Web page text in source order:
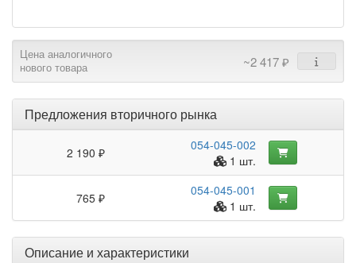
Цена аналогичного
нового товара
~2 417 ₽
Предложения вторичного рынка
2 190 ₽
054-045-002
1 шт.
765 ₽
054-045-001
1 шт.
Описание и характеристики